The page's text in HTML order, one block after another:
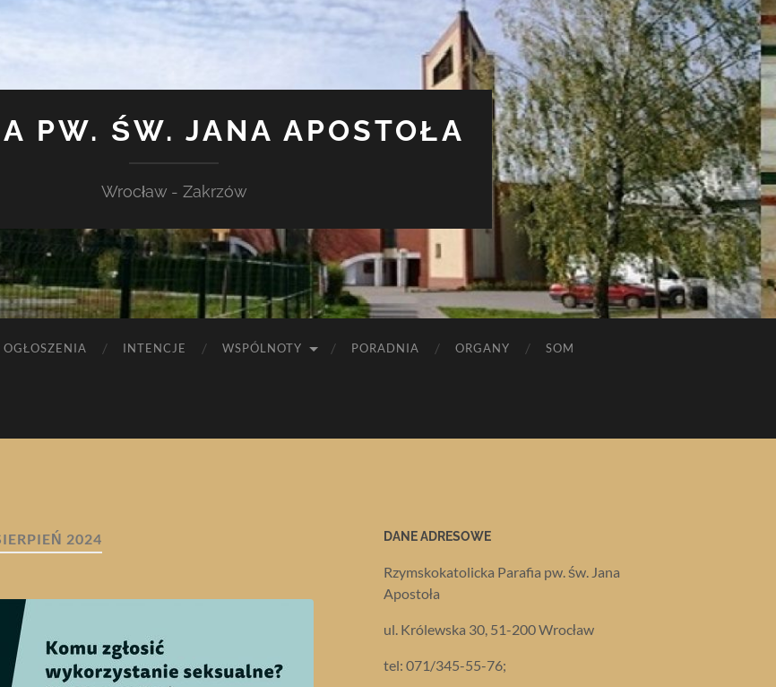
PW. ŚW. JANA APOSTOŁA
Wrocław - Zakrzów
OGŁOSZENIA INTENCJE WSPÓLNOTY PORADNIA ORGANY SOM
2024 DANE ADRESOWE
Rzymskokatolicka Parafia pw. św. Jana
Apostoła
ul. Królewska 30, 51-200 Wrocław
tel: 071/345-55-76;